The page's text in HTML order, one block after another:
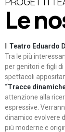
Le
Teatro Eduardo
Tra le più
per genitori e figli
spettacoli
“Tracce
attenzione alla
espressive.
dinamico evolvere
più moderne e